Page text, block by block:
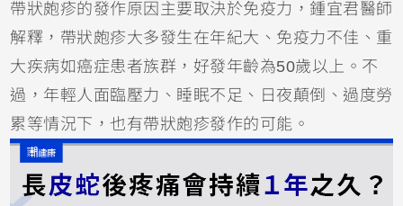
帶狀皰疹的發作原因主要取決於免疫力，鍾宜君醫師
解釋，帶狀皰疹大多發生在年紀大、免疫力不佳、重
大疾病如癌症患者族群，好發年齡為50歲以上。不
過，年輕人面臨壓力、睡眠不足、日夜顛倒、過度勞
累等情況下，也有帶狀皰疹發作的可能。